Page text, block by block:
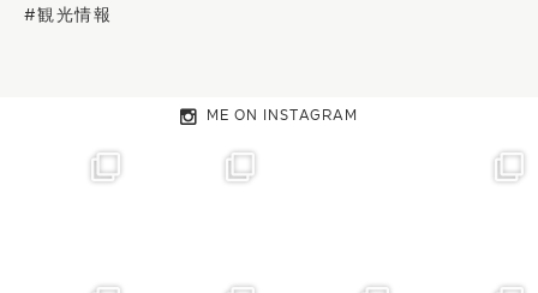
#観光情報
ME ON INSTAGRAM